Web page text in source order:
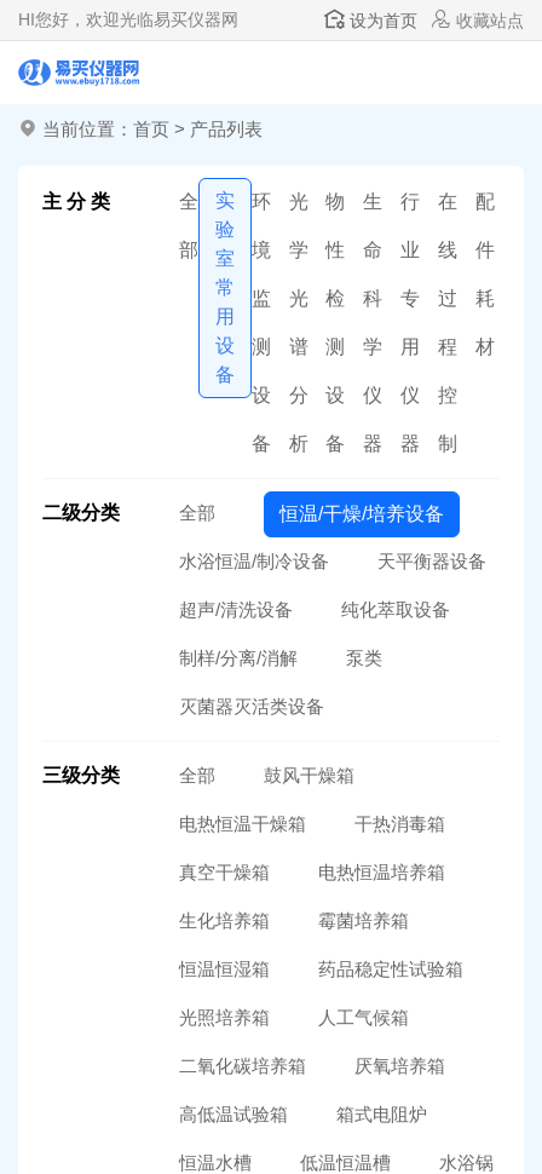
HI您好，欢迎光临易买仪器网 设为首页 收藏站点
当前位置： 首页 > 产品列表
主 分 类 全
部
实
验
室
常
用
设
备
环
境
监
测
设
备
光
学
光
谱
分
析
物
性
检
测
设
备
生
命
科
学
仪
器
行
业
专
用
仪
器
在
线
过
程
控
制
配
件
耗
材
二级分类 全部 恒温/干燥/培养设备
水浴恒温/制冷设备 天平衡器设备
超声/清洗设备 纯化萃取设备
制样/分离/消解 泵类
灭菌器灭活类设备
三级分类 全部 鼓风干燥箱
电热恒温干燥箱 干热消毒箱
真空干燥箱 电热恒温培养箱
生化培养箱 霉菌培养箱
恒温恒湿箱 药品稳定性试验箱
光照培养箱 人工气候箱
二氧化碳培养箱 厌氧培养箱
高低温试验箱 箱式电阻炉
恒温水槽 低温恒温槽 水浴锅